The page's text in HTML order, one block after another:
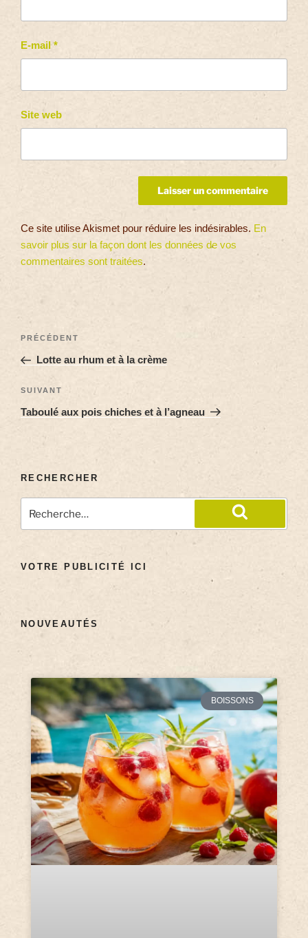
E-mail*
Site web
Ce site utilise Akismet pour réduire les indésirables. En
savoir plus sur la façon dont les données de vos
commentaires sont traitées.
PRÉCÉDENT
Lotte au rhum et à la crème
SUIVANT
Taboulé aux pois chiches et à l’agneau
RECHERCHER
VOTRE PUBLICITÉ ICI
NOUVEAUTÉS
BOISSONS